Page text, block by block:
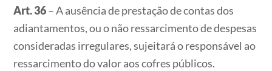
Art. 36– A ausência de prestação de contas dos
adiantamentos, ou o não ressarcimento de despesas
consideradas irregulares, sujeitará o responsável ao
ressarcimento do valor aos cofres públicos.